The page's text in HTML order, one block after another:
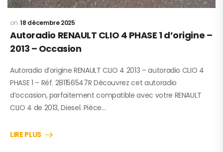
18 décembre 2025
Autoradio RENAULT CLIO 4 PHASE 1 d’origine –
2013 – Occasion
Autoradio d’origine RENAULT CLIO 4 2013 – autoradio CLIO 4
PHASE 1 – Réf. 281156547R Découvrez cet autoradio
d’occasion, parfaitement compatible avec votre RENAULT
CLIO 4 de 2013, Diesel. Pièce…
LIRE PLUS